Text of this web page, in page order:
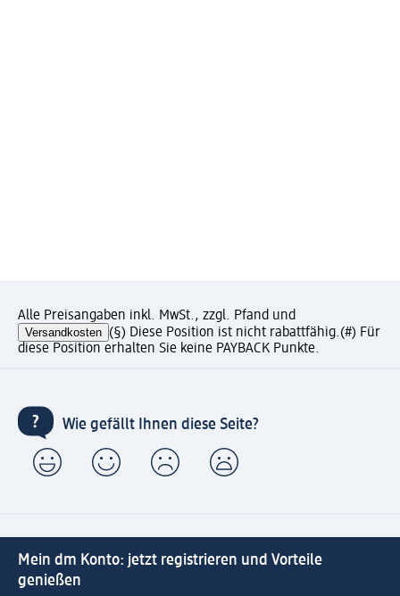
Alle Preisangaben inkl. MwSt., zzgl. Pfand und
Versandkosten (§) Diese Position ist nicht rabattfähig.(#) Für
diese Position erhalten Sie keine PAYBACK Punkte.
Wie gefällt Ihnen diese Seite?
Mein dm Konto: jetzt registrieren und Vorteile
genießen